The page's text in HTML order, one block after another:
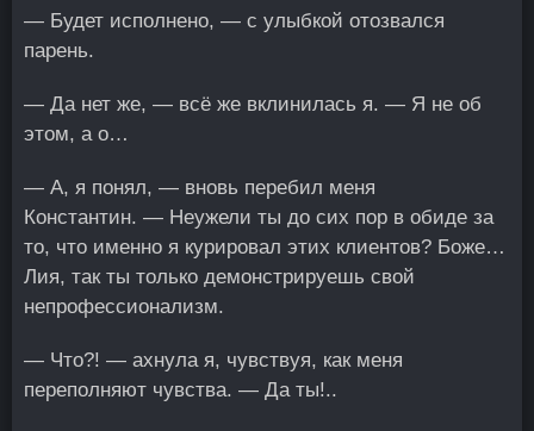
— Будет исполнено, — с улыбкой отозвался
парень.
— Да нет же, — всё же вклинилась я. — Я не об
этом, а о…
— А, я понял, — вновь перебил меня
Константин. — Неужели ты до сих пор в обиде за
то, что именно я курировал этих клиентов? Боже…
Лия, так ты только демонстрируешь свой
непрофессионализм.
— Что?! — ахнула я, чувствуя, как меня
переполняют чувства. — Да ты!..